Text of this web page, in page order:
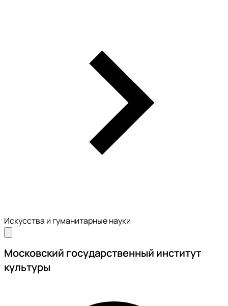
Искусства и гуманитарные науки
Московский государственный институт
культуры